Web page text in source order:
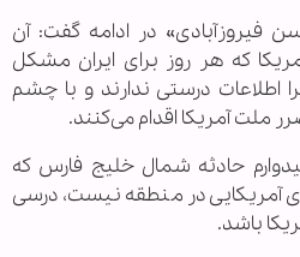
در ادامه گفت: آن
که هر روز برای ایران مشکل
اطلاعات درستی ندارند و با چشم
ملت آمریکا اقدام می‌کنند.
حادثه شمال خلیج فارس که
آمریکایی در منطقه نیست، درسی
باشد.